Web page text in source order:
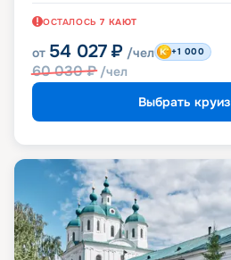
ОСТАЛОСЬ 7 КАЮТ
от 54 027 ₽ /чел
60 030₽ /чел
+1 000
Выбрать круиз